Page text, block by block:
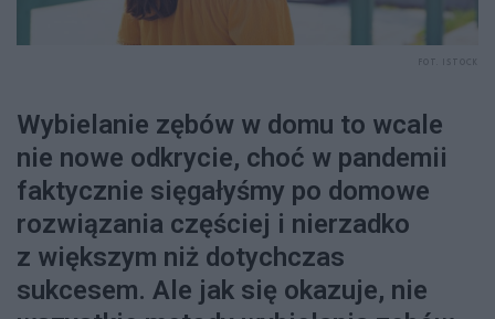
Wybielanie zębów w domu to wcale
nie nowe odkrycie, choć w pandemii
faktycznie sięgałyśmy po domowe
rozwiązania częściej i nierzadko
z większym niż dotychczas
sukcesem. Ale jak się okazuje, nie